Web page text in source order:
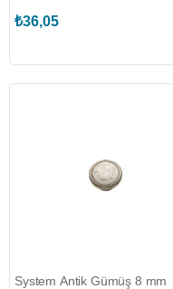
₺36,05
System Antik Gümüş 8 mm